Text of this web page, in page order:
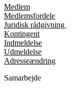
Medlem
Medlemsfordele
Juridisk rådgivning
Kontingent
Indmeldelse
Udmeldelse
Adresseændring
Samarbejde